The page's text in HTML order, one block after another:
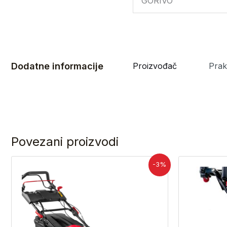
Dodatne informacije Proizvođač
Povezani proizvodi
-3%
bila
je:
425,29 €.